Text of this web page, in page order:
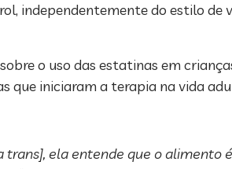
independentemente do estilo de
o uso das estatinas em
que iniciaram a terapia na vida
ela entende que o alimento